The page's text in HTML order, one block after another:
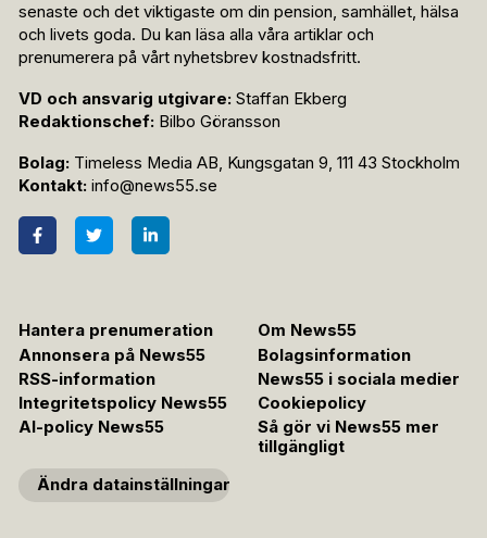
senaste och det viktigaste om din pension, samhället, hälsa
och livets goda. Du kan läsa alla våra artiklar och
prenumerera på vårt nyhetsbrev kostnadsfritt.
VD och ansvarig utgivare: Staffan Ekberg
Redaktionschef: Bilbo Göransson
Bolag: Timeless Media AB, Kungsgatan 9, 111 43 Stockholm
Kontakt: info@news55.se
Hantera prenumeration
Om News55
Annonsera på News55
Bolagsinformation
RSS-information
News55 i sociala medier
Integritetspolicy News55
Cookiepolicy
AI-policy News55
Så gör vi News55 mer
tillgängligt
Ändra datainställningar